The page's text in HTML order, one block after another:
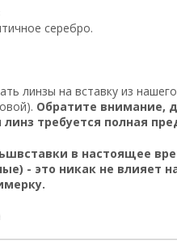
серебро.
линзы на вставку из
Обратите внимание,
требуется полная
в настоящее
- это никак не влияет